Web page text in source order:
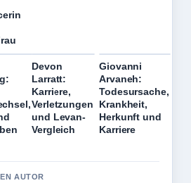
Devon
Larratt:
Karriere,
Verletzungen
und Levan-
Vergleich
Giovanni
Arvaneh:
Todesursache,
Krankheit,
Herkunft und
Karriere
AUTOR